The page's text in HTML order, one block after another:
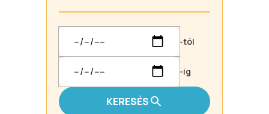
-tól
-ig
KERESÉS